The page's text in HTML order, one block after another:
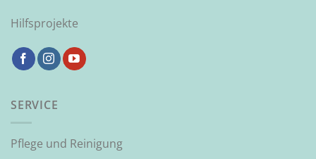
Hilfsprojekte
SERVICE
Pflege und Reinigung